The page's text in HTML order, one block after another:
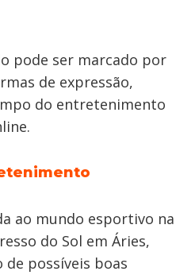
pode ser marcado por
de expressão,
do entretenimento
ao mundo esportivo na
do Sol em Áries,
possíveis boas